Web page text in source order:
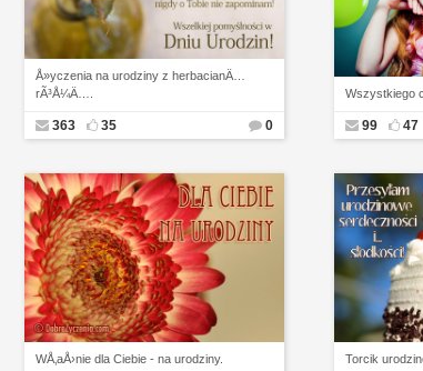
Å»yczenia na urodziny z herbacianÄ…
rÃ³Å¼Ä….
363 35 0
Wszystkiego
99 47
WÅ‚aÅ›nie dla Ciebie - na urodziny. Torcik